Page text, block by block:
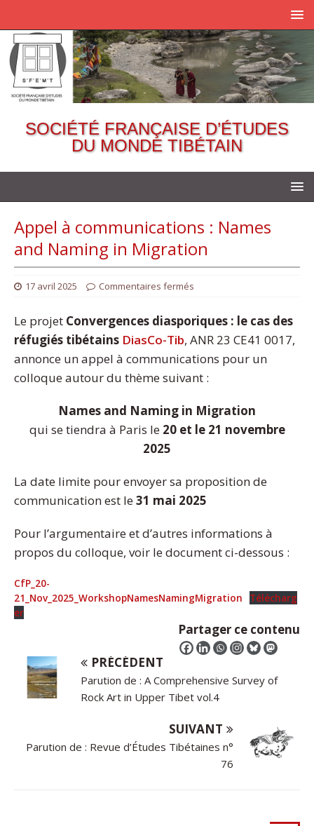
SOCIÉTÉ FRANÇAISE D’ÉTUDES
DU MONDE TIBÉTAIN
Appel à communications : Names
and Naming in Migration
17 avril 2025 Commentaires fermés
Le projet Convergences diasporiques : le cas des
réfugiés tibétains DiasCo-Tib, ANR 23 CE41 0017,
annonce un appel à communications pour un
colloque autour du thème suivant :
Names and Naming in Migration
qui se tiendra à Paris le 20 et le 21 novembre
2025
La date limite pour envoyer sa proposition de
communication est le31 mai 2025
Pour l’argumentaire et d’autres informations à
propos du colloque, voir le document ci-dessous :
CfP_20-
21_Nov_2025_WorkshopNamesNamingMigration
Télécharg
er
Partager ce contenu
PRÉCÉDENT
Parution de : A Comprehensive Survey of
Rock Art in Upper Tibet vol.4
SUIVANT
Parution de : Revue d’Études Tibétaines n°
76